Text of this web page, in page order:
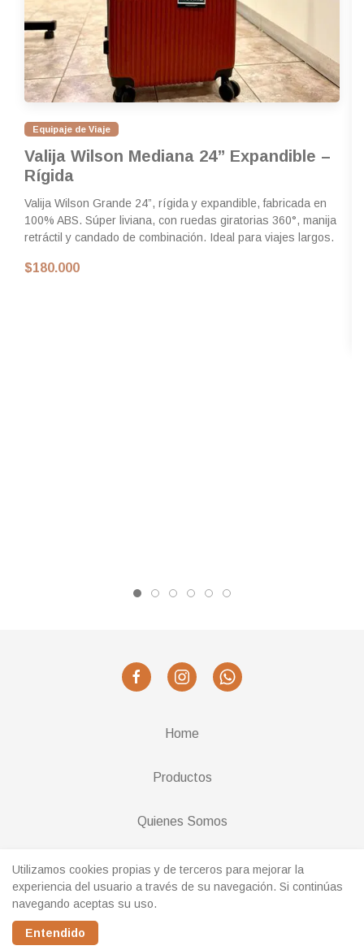
Equipaje de Viaje
Valija Wilson Mediana 24” Expandible –
Rígida
Valija Wilson Grande 24”, rígida y expandible, fabricada en
100% ABS. Súper liviana, con ruedas giratorias 360°, manija
retráctil y candado de combinación. Ideal para viajes largos.
$180.000
Home
Productos
Quienes Somos
Cambios y Devoluciones
Utilizamos cookies propias y de terceros para mejorar la
experiencia del usuario a través de su navegación. Si continúas
navegando aceptas su uso.
Entendido